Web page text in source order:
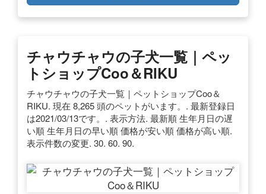
チャウチャウの子犬一覧｜ペッ
トショップCoo＆RIKU
チャウチャウの子犬一覧｜ペットショップCoo＆
RIKU. 現在 8,265 頭のペットがいます。. 最新登録日
は2021/03/13です。. 表示方法. 最新順 生年月日の遅
い順 生年月日の早い順 価格が安い順 価格が高い順.
表示件数の変更. 30. 60. 90.